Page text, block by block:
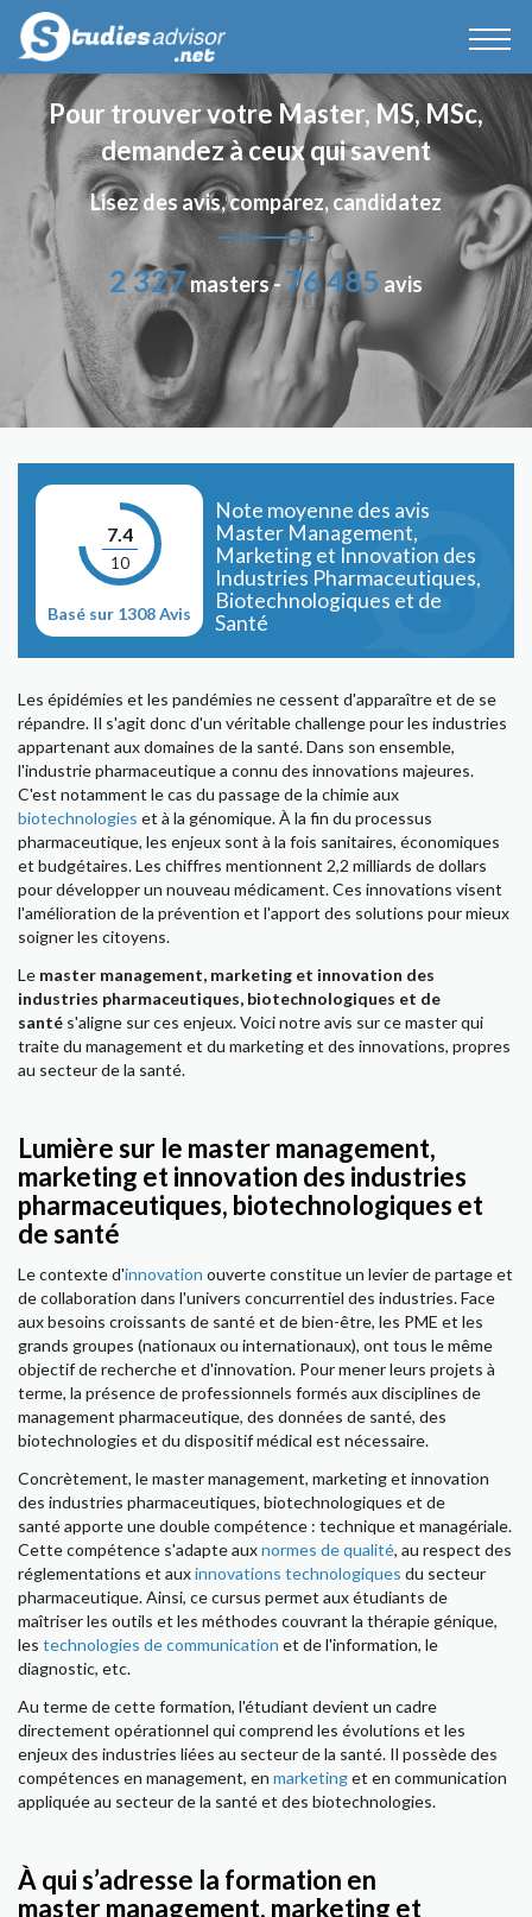
Pour trouver votre Master, MS, MSc,
demandez à ceux qui savent
Lisez des avis, comparez, candidatez
2 327masters -76 485 avis
7.4
10
Basé sur 1308 Avis
Note moyenne des avis
Master Management,
Marketing et Innovation des
Industries Pharmaceutiques,
Biotechnologiques et de
Santé
Les épidémies et les pandémies ne cessent d'apparaître et de se
répandre. Il s'agit donc d'un véritable challenge pour les industries
appartenant aux domaines de la santé. Dans son ensemble,
l'industrie pharmaceutique a connu des innovations majeures.
C'est notamment le cas du passage de la chimie aux
biotechnologies et à la génomique. À la fin du processus
pharmaceutique, les enjeux sont à la fois sanitaires, économiques
et budgétaires. Les chiffres mentionnent 2,2 milliards de dollars
pour développer un nouveau médicament. Ces innovations visent
l'amélioration de la prévention et l'apport des solutions pour mieux
soigner les citoyens.
Le master management, marketing et innovation des
industries pharmaceutiques, biotechnologiques et de
santé s'aligne sur ces enjeux. Voici notre avis sur ce master qui
traite du management et du marketing et des innovations, propres
au secteur de la santé.
Lumière sur le master management,
marketing et innovation des industries
pharmaceutiques, biotechnologiques et
de santé
Le contexte d'innovation ouverte constitue un levier de partage et
de collaboration dans l'univers concurrentiel des industries. Face
aux besoins croissants de santé et de bien-être, les PME et les
grands groupes (nationaux ou internationaux), ont tous le même
objectif de recherche et d'innovation. Pour mener leurs projets à
terme, la présence de professionnels formés aux disciplines de
management pharmaceutique, des données de santé, des
biotechnologies et du dispositif médical est nécessaire.
Concrètement, le master management, marketing et innovation
des industries pharmaceutiques, biotechnologiques et de
santé apporte une double compétence : technique et managériale.
Cette compétence s'adapte auxnormes de qualité, au respect des
réglementations et auxinnovations technologiques du secteur
pharmaceutique. Ainsi, ce cursus permet aux étudiants de
maîtriser les outils et les méthodes couvrant la thérapie génique,
les technologies de communication et de l'information, le
diagnostic, etc.
Au terme de cette formation, l'étudiant devient un cadre
directement opérationnel qui comprend les évolutions et les
enjeux des industries liées au secteur de la santé. Il possède des
compétences en management, en marketinget en communication
appliquée au secteur de la santé et des biotechnologies.
À qui s’adresse la formation en
master management, marketing et